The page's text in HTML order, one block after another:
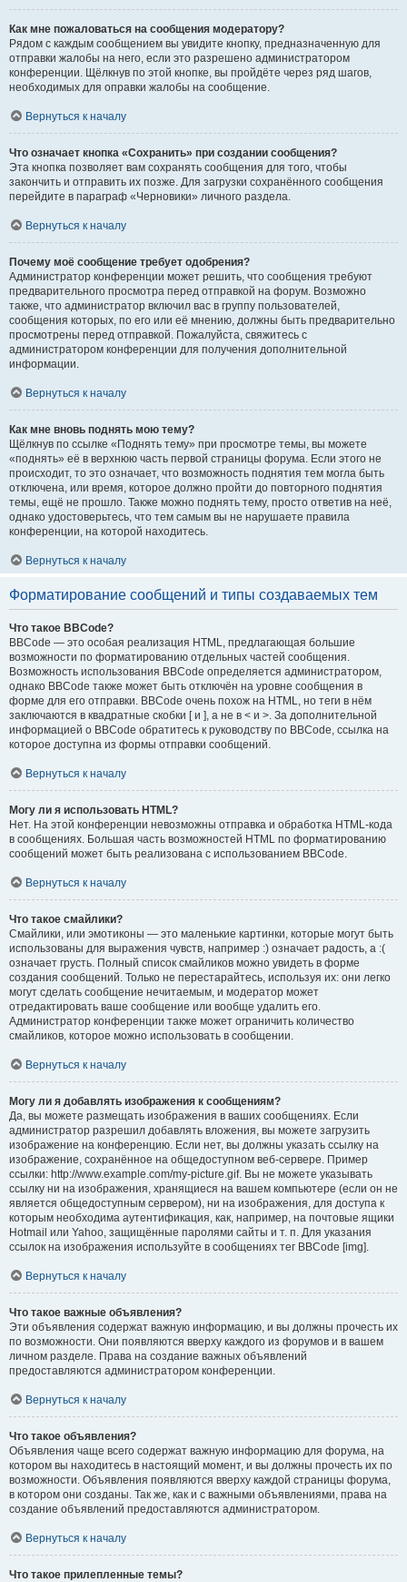
Как мне пожаловаться на сообщения модератору?
Рядом с каждым сообщением вы увидите кнопку, предназначенную для
отправки жалобы на него, если это разрешено администратором
конференции. Щёлкнув по этой кнопке, вы пройдёте через ряд шагов,
необходимых для оправки жалобы на сообщение.
Вернуться к началу
Что означает кнопка «Сохранить» при создании сообщения?
Эта кнопка позволяет вам сохранять сообщения для того, чтобы
закончить и отправить их позже. Для загрузки сохранённого сообщения
перейдите в параграф «Черновики» личного раздела.
Вернуться к началу
Почему моё сообщение требует одобрения?
Администратор конференции может решить, что сообщения требуют
предварительного просмотра перед отправкой на форум. Возможно
также, что администратор включил вас в группу пользователей,
сообщения которых, по его или её мнению, должны быть предварительно
просмотрены перед отправкой. Пожалуйста, свяжитесь с
администратором конференции для получения дополнительной
информации.
Вернуться к началу
Как мне вновь поднять мою тему?
Щёлкнув по ссылке «Поднять тему» при просмотре темы, вы можете
«поднять» её в верхнюю часть первой страницы форума. Если этого не
происходит, то это означает, что возможность поднятия тем могла быть
отключена, или время, которое должно пройти до повторного поднятия
темы, ещё не прошло. Также можно поднять тему, просто ответив на неё,
однако удостоверьтесь, что тем самым вы не нарушаете правила
конференции, на которой находитесь.
Вернуться к началу
Форматирование сообщений и типы создаваемых тем
Что такое BBCode?
BBCode — это особая реализация HTML, предлагающая большие
возможности по форматированию отдельных частей сообщения.
Возможность использования BBCode определяется администратором,
однако BBCode также может быть отключён на уровне сообщения в
форме для его отправки. BBCode очень похож на HTML, но теги в нём
заключаются в квадратные скобки [ и ], а не в < и >. За дополнительной
информацией о BBCode обратитесь к руководству по BBCode, ссылка на
которое доступна из формы отправки сообщений.
Вернуться к началу
Могу ли я использовать HTML?
Нет. На этой конференции невозможны отправка и обработка HTML-кода
в сообщениях. Большая часть возможностей HTML по форматированию
сообщений может быть реализована с использованием BBCode.
Вернуться к началу
Что такое смайлики?
Смайлики, или эмотиконы — это маленькие картинки, которые могут быть
использованы для выражения чувств, например :) означает радость, а :(
означает грусть. Полный список смайликов можно увидеть в форме
создания сообщений. Только не перестарайтесь, используя их: они легко
могут сделать сообщение нечитаемым, и модератор может
отредактировать ваше сообщение или вообще удалить его.
Администратор конференции также может ограничить количество
смайликов, которое можно использовать в сообщении.
Вернуться к началу
Могу ли я добавлять изображения к сообщениям?
Да, вы можете размещать изображения в ваших сообщениях. Если
администратор разрешил добавлять вложения, вы можете загрузить
изображение на конференцию. Если нет, вы должны указать ссылку на
изображение, сохранённое на общедоступном веб-сервере. Пример
ссылки: http://www.example.com/my-picture.gif. Вы не можете указывать
ссылку ни на изображения, хранящиеся на вашем компьютере (если он не
является общедоступным сервером), ни на изображения, для доступа к
которым необходима аутентификация, как, например, на почтовые ящики
Hotmail или Yahoo, защищённые паролями сайты и т. п. Для указания
ссылок на изображения используйте в сообщениях тег BBCode [img].
Вернуться к началу
Что такое важные объявления?
Эти объявления содержат важную информацию, и вы должны прочесть их
по возможности. Они появляются вверху каждого из форумов и в вашем
личном разделе. Права на создание важных объявлений
предоставляются администратором конференции.
Вернуться к началу
Что такое объявления?
Объявления чаще всего содержат важную информацию для форума, на
котором вы находитесь в настоящий момент, и вы должны прочесть их по
возможности. Объявления появляются вверху каждой страницы форума,
в котором они созданы. Так же, как и с важными объявлениями, права на
создание объявлений предоставляются администратором.
Вернуться к началу
Что такое прилепленные темы?